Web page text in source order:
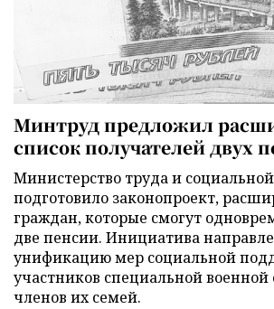
Минтруд предложил
список получателей двух
Министерство труда и
подготовило законопроект,
граждан, которые смогут
две пенсии. Инициатива
унификацию мер социальной
участников специальной
членов их семей.